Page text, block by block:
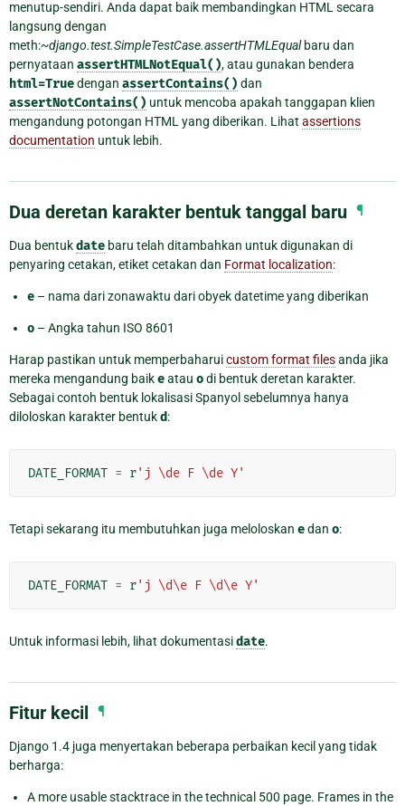
menutup-sendiri. Anda dapat baik membandingkan HTML secara
langsung dengan
meth:~django.test.SimpleTestCase.assertHTMLEqualbaru dan
pernyataan assertHTMLNotEqual(), atau gunakan bendera
html=Truedengan assertContains() dan
assertNotContains() untuk mencoba apakah tanggapan klien
mengandung potongan HTML yang diberikan. Lihat assertions
documentation untuk lebih.
Dua deretan karakter bentuk tanggal baru ¶
Dua bentukdate baru telah ditambahkan untuk digunakan di
penyaring cetakan, etiket cetakan dan Format localization:
e – nama dari zonawaktu dari obyek datetime yang diberikan
o – Angka tahun ISO 8601
Harap pastikan untuk memperbaharuicustom format filesanda jika
mereka mengandung baikeatau odi bentuk deretan karakter.
Sebagai contoh bentuk lokalisasi Spanyol sebelumnya hanya
diloloskan karakter bentukd:
DATE_FORMAT = r'j \de F \de Y'
Tetapi sekarang itu membutuhkan juga meloloskan edan o:
DATE_FORMAT = r'j \d\e F \d\e Y'
Untuk informasi lebih, lihat dokumentasidate.
Fitur kecil ¶
Django 1.4 juga menyertakan beberapa perbaikan kecil yang tidak
berharga:
A more usable stacktrace in the technical 500 page. Frames in the